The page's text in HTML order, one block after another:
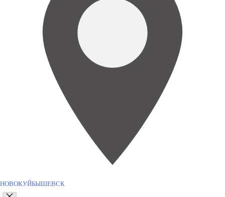
НОВОКУЙБЫШЕВСК